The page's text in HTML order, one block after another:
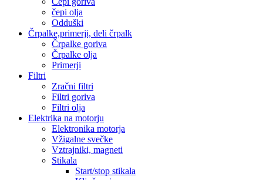
čepi olja
Odduški
Črpalke,primerji, deli črpalk
Črpalke goriva
Črpalke olja
Primerji
Filtri
Zračni filtri
Filtri goriva
Filtri olja
Elektrika na motorju
Elektronika motorja
Vžigalne svečke
Vztrajniki, magneti
Stikala
Start/stop stikala